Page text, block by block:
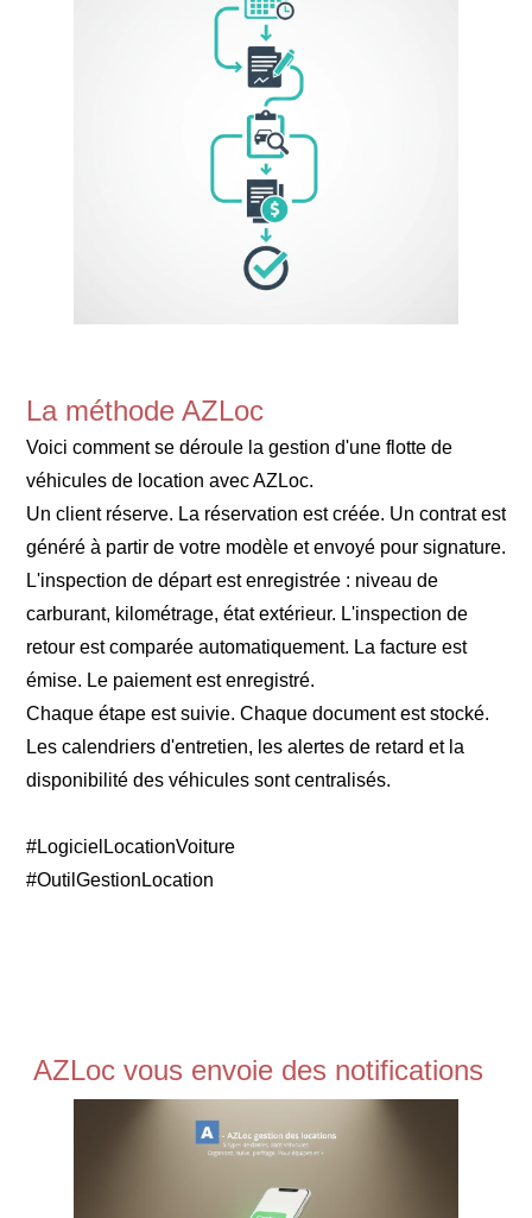
La méthode AZLoc
Voici comment se déroule la gestion d'une flotte de
véhicules de location avec AZLoc.
Un client réserve. La réservation est créée. Un contrat est
généré à partir de votre modèle et envoyé pour signature.
L'inspection de départ est enregistrée : niveau de
carburant, kilométrage, état extérieur. L'inspection de
retour est comparée automatiquement. La facture est
émise. Le paiement est enregistré.
Chaque étape est suivie. Chaque document est stocké.
Les calendriers d'entretien, les alertes de retard et la
disponibilité des véhicules sont centralisés.
#LogicielLocationVoiture
#OutilGestionLocation
AZLoc vous envoie des notifications